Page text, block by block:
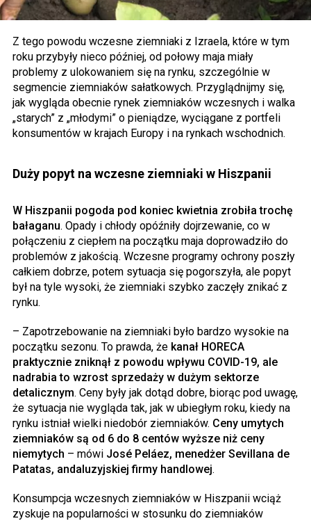
Z tego powodu wczesne ziemniaki z Izraela, które w tym
roku przybyły nieco później, od połowy maja miały
problemy z ulokowaniem się na rynku, szczególnie w
segmencie ziemniaków sałatkowych. Przyglądnijmy się,
jak wygląda obecnie rynek ziemniaków wczesnych i walka
„starych” z „młodymi” o pieniądze, wyciągane z portfeli
konsumentów w krajach Europy i na rynkach wschodnich.
Duży popyt na wczesne ziemniaki w Hiszpanii
W Hiszpanii pogoda pod koniec kwietnia zrobiła trochę
bałaganu. Opady i chłody opóźniły dojrzewanie, co w
połączeniu z ciepłem na początku maja doprowadziło do
problemów z jakością. Wczesne programy ochrony poszły
całkiem dobrze, potem sytuacja się pogorszyła, ale popyt
był na tyle wysoki, że ziemniaki szybko zaczęły znikać z
rynku.
– Zapotrzebowanie na ziemniaki było bardzo wysokie na
początku sezonu. To prawda, że kanał HORECA
praktycznie zniknął z powodu wpływu COVID-19, ale
nadrabia to wzrost sprzedaży w dużym sektorze
detalicznym. Ceny były jak dotąd dobre, biorąc pod uwagę,
że sytuacja nie wygląda tak, jak w ubiegłym roku, kiedy na
rynku istniał wielki niedobór ziemniaków. Ceny umytych
ziemniaków są od 6 do 8 centów wyższe niż ceny
niemytych – mówi José Peláez, menedżer Sevillana de
Patatas, andaluzyjskiej firmy handlowej.
Konsumpcja wczesnych ziemniaków w Hiszpanii wciąż
zyskuje na popularności w stosunku do ziemniaków